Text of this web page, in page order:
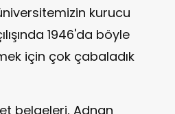
kurucu
1946'da böyle
için çok çabaladık
belgeleri, Adnan